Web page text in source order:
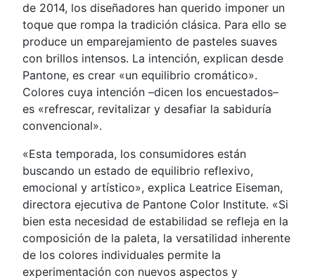
de 2014, los diseñadores han querido imponer un
toque que rompa la tradición clásica. Para ello se
produce un emparejamiento de pasteles suaves
con brillos intensos. La intención, explican desde
Pantone, es crear «un equilibrio cromático».
Colores cuya intención –dicen los encuestados–
es «refrescar, revitalizar y desafiar la sabiduría
convencional».
«Esta temporada, los consumidores están
buscando un estado de equilibrio reflexivo,
emocional y artístico», explica Leatrice Eiseman,
directora ejecutiva de Pantone Color Institute. «Si
bien esta necesidad de estabilidad se refleja en la
composición de la paleta, la versatilidad inherente
de los colores individuales permite la
experimentación con nuevos aspectos y